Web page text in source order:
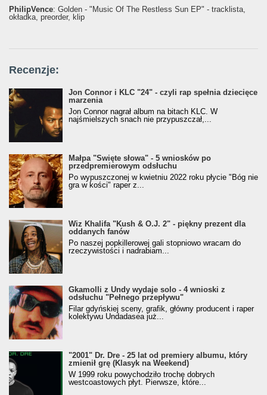
PhilipVence: Golden - "Music Of The Restless Sun EP" - tracklista,
okładka, preorder, klip
Recenzje:
Jon Connor i KLC "24" - czyli rap spełnia dziecięce
marzenia
Jon Connor nagrał album na bitach KLC. W
najśmielszych snach nie przypuszczał,...
Małpa "Święte słowa" - 5 wniosków po
przedpremierowym odsłuchu
Po wypuszczonej w kwietniu 2022 roku płycie "Bóg nie
gra w kości" raper z...
Wiz Khalifa "Kush & O.J. 2" - piękny prezent dla
oddanych fanów
Po naszej popkillerowej gali stopniowo wracam do
rzeczywistości i nadrabiam...
Gkamolli z Undy wydaje solo - 4 wnioski z
odsłuchu "Pełnego przepływu"
Filar gdyńskiej sceny, grafik, główny producent i raper
kolektywu Undadasea już...
"2001" Dr. Dre - 25 lat od premiery albumu, który
zmienił grę (Klasyk na Weekend)
W 1999 roku powychodziło trochę dobrych
westcoastowych płyt. Pierwsze, które...